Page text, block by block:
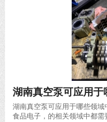
湖南真空泵可应用于
湖南真空泵可应用于哪些领
食品电子，的相关领域中都